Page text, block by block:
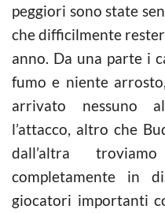
peggiori sono state
che difficilmente
anno. Da una parte i
fumo e niente
arrivato nessuno
l’attacco, altro che
dall’altra
completamente in
giocatori importanti